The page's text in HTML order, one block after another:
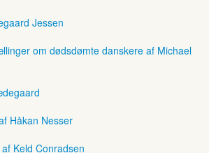
Jessen
om dødsdømte danskere af Michael
Håkan Nesser
Keld Conradsen